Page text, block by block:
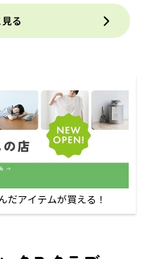
る
だアイテムが買える！